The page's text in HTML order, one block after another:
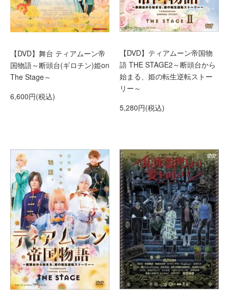
【DVD】舞台 ティアムーン帝
国物語～断頭台(ギロチン)姫on
The Stage～
6,600円(税込)
【DVD】ティアムーン帝国物
語 THE STAGE2～断頭台から
始まる、姫の転生逆転ストー
リー～
5,280円(税込)